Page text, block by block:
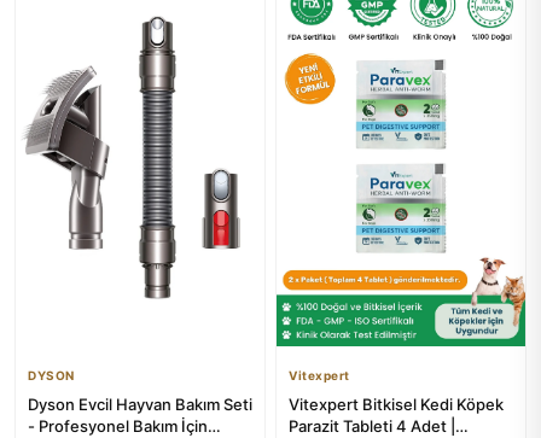
DYSON
Dyson Evcil Hayvan Bakım Seti
- Profesyonel Bakım İçin
Vitexpert
Vitexpert Bitkisel Kedi Köpek
Parazit Tableti 4 Adet |